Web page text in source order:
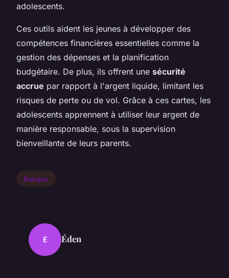
adolescents.
Ces outils aident les jeunes à développer des
compétences financières essentielles comme la
gestion des dépenses et la planification
budgétaire. De plus, ils offrent une sécurité
accrue par rapport à l'argent liquide, limitant les
risques de perte ou de vol. Grâce à ces cartes, les
adolescents apprennent à utiliser leur argent de
manière responsable, sous la supervision
bienveillante de leurs parents.
Banque
É Éden